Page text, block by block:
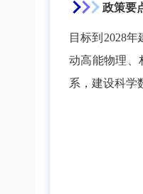
政策要
目标到2028
动高能物理、
系，建设科学